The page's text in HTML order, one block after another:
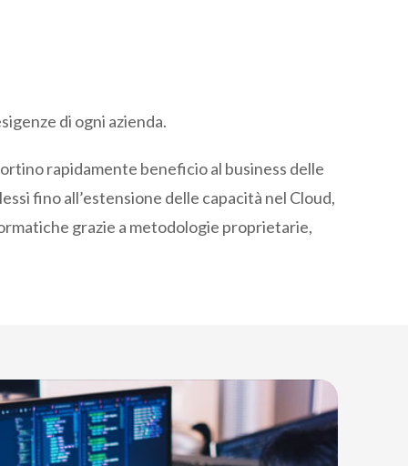
di ogni azienda.
rapidamente beneficio al business delle
fino all’estensione delle capacità nel Cloud,
grazie a metodologie proprietarie,